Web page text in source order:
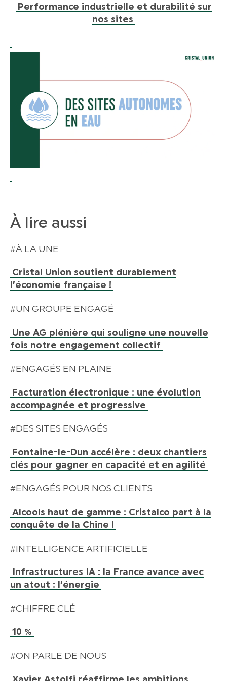
Performance industrielle et durabilité sur
nos sites
À lire aussi
#À LA UNE
Cristal Union soutient durablement
l’économie française !
#UN GROUPE ENGAGÉ
Une AG plénière qui souligne une nouvelle
fois notre engagement collectif
#ENGAGÉS EN PLAINE
Facturation électronique : une évolution
accompagnée et progressive
#DES SITES ENGAGÉS
Fontaine-le-Dun accélère : deux chantiers
clés pour gagner en capacité et en agilité
#ENGAGÉS POUR NOS CLIENTS
Alcools haut de gamme : Cristalco part à la
conquête de la Chine !
#INTELLIGENCE ARTIFICIELLE
Infrastructures IA : la France avance avec
un atout : l’énergie
#CHIFFRE CLÉ
10 %
#ON PARLE DE NOUS